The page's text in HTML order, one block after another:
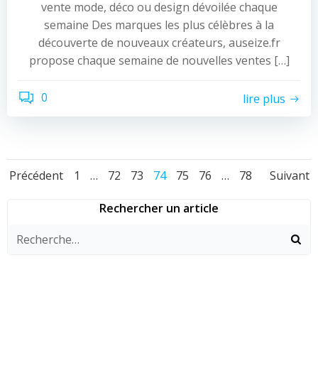
vente mode, déco ou design dévoilée chaque
semaine Des marques les plus célèbres à la
découverte de nouveaux créateurs, auseize.fr
propose chaque semaine de nouvelles ventes […]
0 lire plus
Navigation
articles
Précédent
Navigation
des
articles
Page
1 … Page
72 Page
73 Page
74 Page
75 Page
76 … Page
78 Suivant
Rechercher un article